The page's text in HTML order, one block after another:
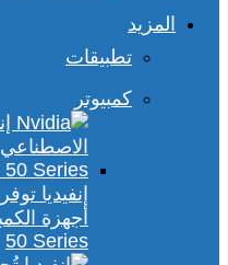
المزيد
تطبيقات
كمبيوتر
إنفيديا
50 Series